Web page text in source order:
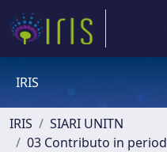
IRIS
IRIS
SIARI UNITN
03 Contributo in